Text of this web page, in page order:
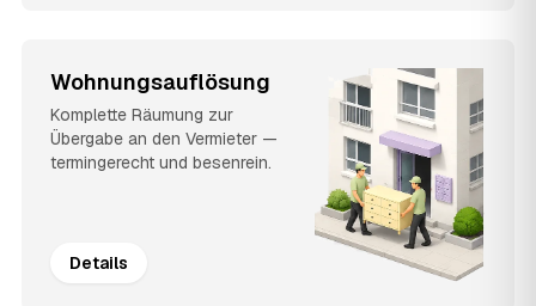
Wohnungsauflösung
Komplette Räumung zur
Übergabe an den Vermieter —
termingerecht und besenrein.
Details